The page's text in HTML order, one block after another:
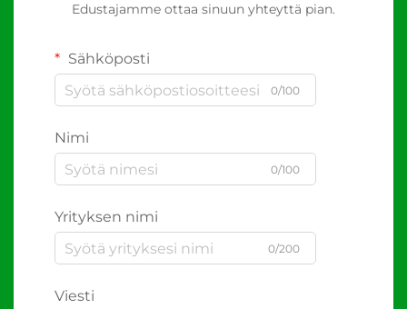
Edustajamme ottaa sinuun yhteyttä pian.
Sähköposti
0/100
Nimi
0/100
Yrityksen nimi
0/200
Viesti